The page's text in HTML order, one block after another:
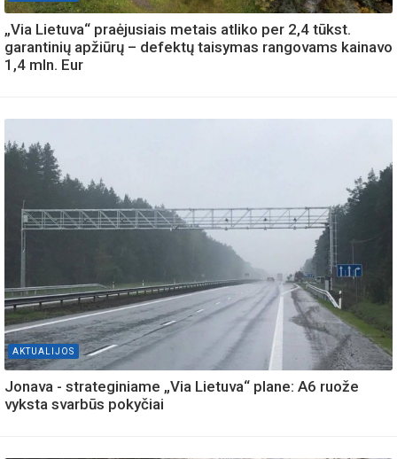
„Via Lietuva“ praėjusiais metais atliko per 2,4 tūkst.
garantinių apžiūrų – defektų taisymas rangovams kainavo
1,4 mln. Eur
AKTUALIJOS
Jonava - strateginiame „Via Lietuva“ plane: A6 ruože
vyksta svarbūs pokyčiai